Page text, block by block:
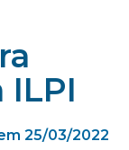
ILPI
25/03/2022